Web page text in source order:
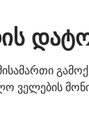
ველების